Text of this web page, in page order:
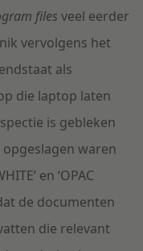
files veel eerder
vervolgens het
als
die laptop laten
is gebleken
waren
en ‘OPAC
de documenten
die relevant